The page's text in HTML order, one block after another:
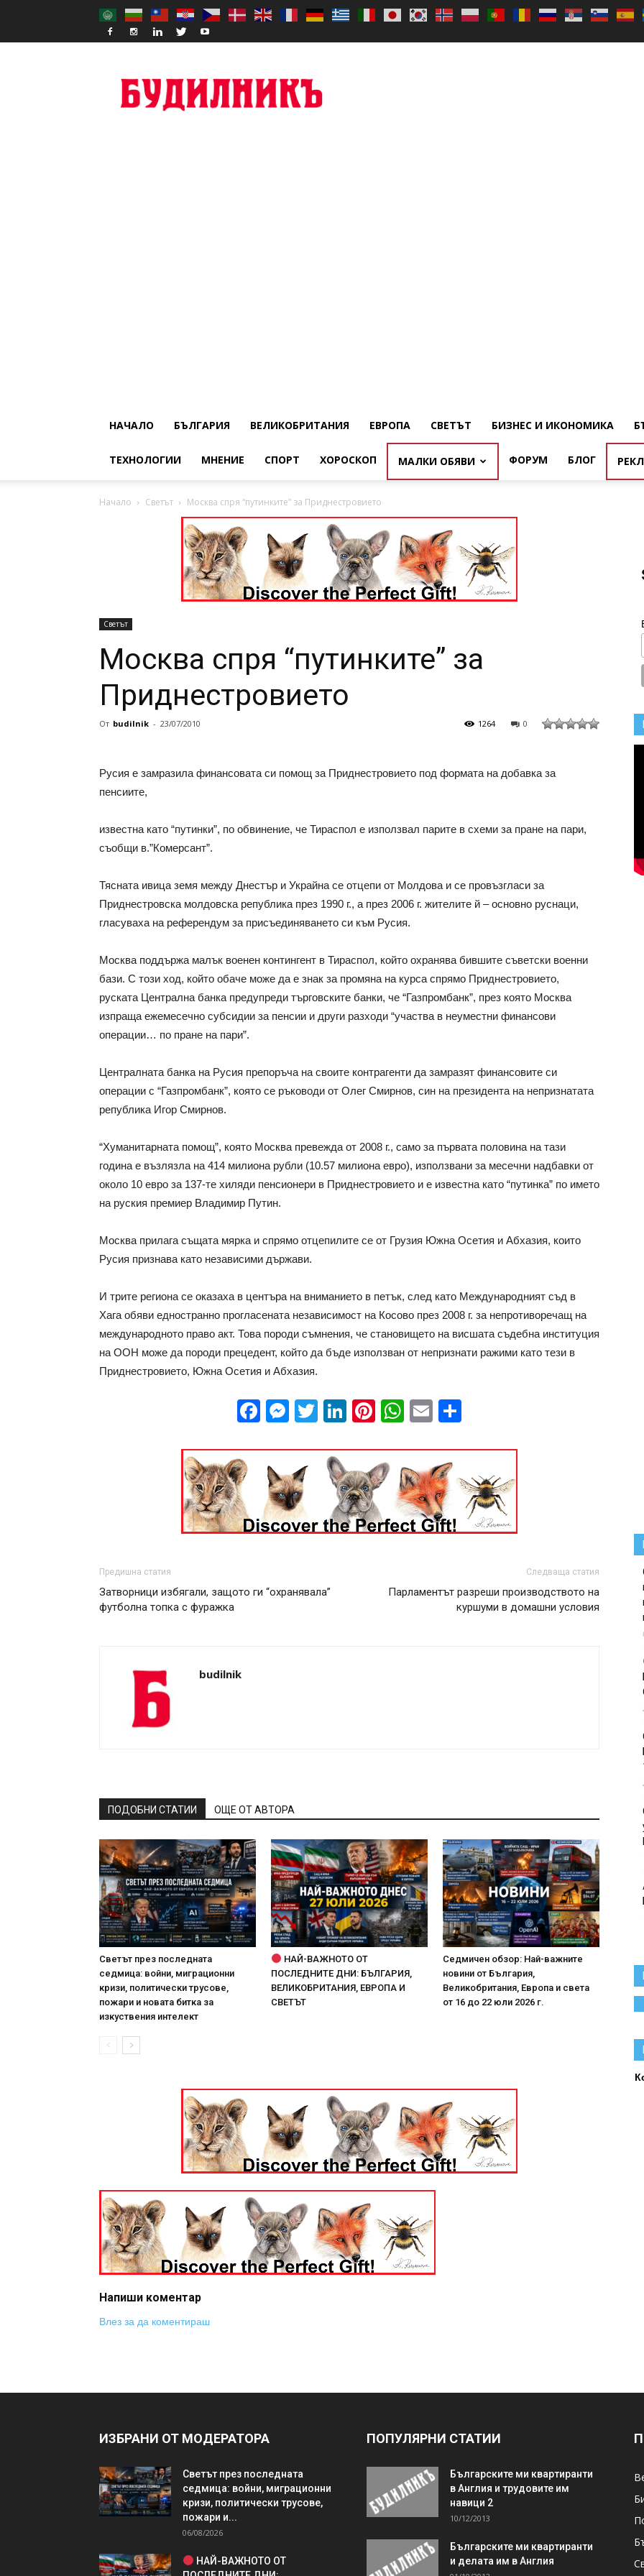
НАЧАЛО БЪЛГАРИЯ ВЕЛИКОБРИТАНИЯ ЕВРОПА СВЕТЪТ БИЗНЕС И ИКОНОМИКА
ТЕХНОЛОГИИ МНЕНИЕ СПОРТ ХОРОСКОП МАЛКИ ОБЯВИ ФОРУМ БЛОГ
Начало Светът Москва спря “путинките” за Приднестровието
Светът
Москва спря “путинките” за
Приднестровието
От budilnik - 23/07/2010 0
1264
Русия е замразила финансовата си помощ за Приднестровието под формата на добавка за
пенсиите,
известна като “путинки”, по обвинение, че Тираспол е използвал парите в схеми за пране на пари,
съобщи в.”Комерсант”.
Тясната ивица земя между Днестър и Украйна се отцепи от Молдова и се провъзгласи за
Приднестровска молдовска република през 1990 г., а през 2006 г. жителите й – основно руснаци,
гласуваха на референдум за присъединяването си към Русия.
Москва поддържа малък военен контингент в Тираспол, който охранява бившите съветски военни
бази. С този ход, който обаче може да е знак за промяна на курса спрямо Приднестровието,
руската Централна банка предупреди търговските банки, че “Газпромбанк”, през която Москва
изпраща ежемесечно субсидии за пенсии и други разходи “участва в неуместни финансови
операции… по пране на пари”.
Централната банка на Русия препоръча на своите контрагенти да замразят финансовите си
операции с “Газпромбанк”, която се ръководи от Олег Смирнов, син на президента на непризнатата
република Игор Смирнов.
“Хуманитарната помощ”, която Москва превежда от 2008 г., само за първата половина на тази
година е възлязла на 414 милиона рубли (10.57 милиона евро), използвани за месечни надбавки от
около 10 евро за 137-те хиляди пенсионери в Приднестровието и е известна като “путинка” по името
на руския премиер Владимир Путин.
Москва прилага същата мярка и спрямо отцепилите се от Грузия Южна Осетия и Абхазия, които
Русия признава като независими държави.
И трите региона се оказаха в центъра на вниманието в петък, след като Международният съд в
Хага обяви едностранно прогласената независимост на Косово през 2008 г. за непротиворечащ на
международното право акт. Това породи съмнения, че становището на висшата съдебна институция
на ООН може да породи прецедент, който да бъде използван от непризнати ражими като тези в
Приднестровието, Южна Осетия и Абхазия.
Facebook
Messenger
Twitter
LinkedIn
Pinterest
WhatsApp
Email
Предишна статия
Затворници избягали, защото ги “охранявала”
футболна топка с фуражка
Следваща статия
Парламентът разреши производството на
куршуми в домашни условия
budilnik
ПОДОБНИ СТАТИИ ОЩЕ ОТ АВТОРА
Светът през последната
седмица: войни, миграционни
кризи, политически трусове,
пожари и новата битка за
изкуствения интелект
НАЙ-ВАЖНОТО ОТ
ПОСЛЕДНИТЕ ДНИ: БЪЛГАРИЯ,
ВЕЛИКОБРИТАНИЯ, ЕВРОПА И
СВЕТЪТ
Седмичен обзор: Най-важните
новини от България,
Великобритания, Европа и света
от 16 до 22 юли 2026 г.
Напиши коментар
Влез за да коментираш
ИЗБРАНИ ОТ МОДЕРАТОРА
Светът през последната
седмица: войни, миграционни
кризи, политически трусове,
пожари и...
06/08/2026
НАЙ-ВАЖНОТО ОТ
ПОПУЛЯРНИ СТАТИИ
Българските ми квартиранти
в Англия и трудовите им
навици 2
10/12/2013
Българските ми квартиранти
и делата им в Англия